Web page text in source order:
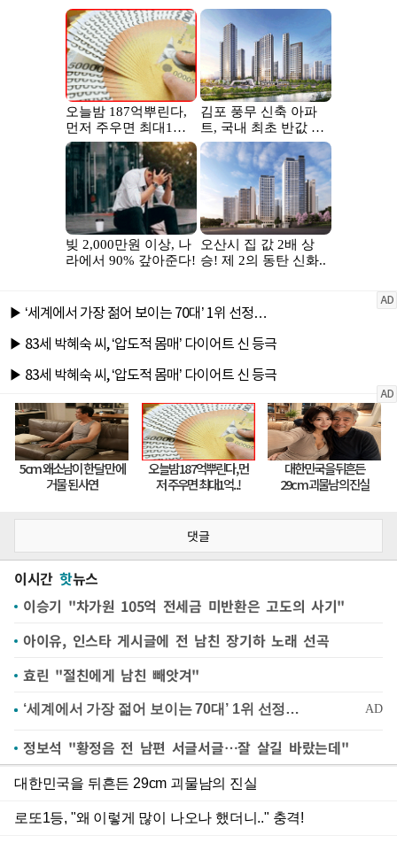
댓글
이시간 핫뉴스
이승기 "차가원 105억 전세금 미반환은 고도의 사기"
아이유, 인스타 게시글에 전 남친 장기하 노래 선곡
효린 "절친에게 남친 빼앗겨"
정보석 "황정음 전 남편 서글서글…잘 살길 바랐는데"